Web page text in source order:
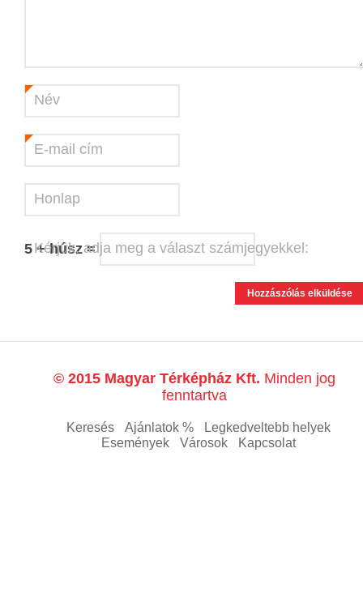
Név
E-mail cím
Honlap
Kérjük, adja meg a választ számjegyekkel:
5 + húsz =
© 2015 Magyar Térképház Kft. Minden jog
fenntartva
Keresés Ajánlatok %
Legkedveltebb helyek
Események
Városok Kapcsolat